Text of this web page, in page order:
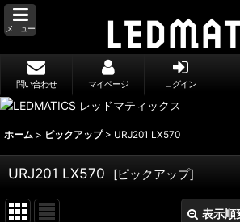
メニュー
問い合わせ マイページ ログイン
ホーム > ピックアップ > URJ201 LX570
URJ201 LX570 [ピックアップ]
表示順